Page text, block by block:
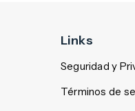
Links
Seguridad y
Términos de